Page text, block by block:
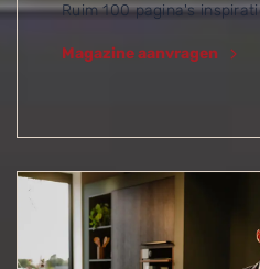
Ruim 100 pagina's
Magazine aanvragen